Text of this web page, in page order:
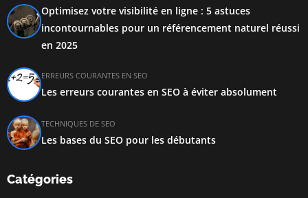
Optimisez votre visibilité en ligne : 5 astuces
incontournables pour un référencement naturel réussi
en 2025
ERREURS COURANTES EN SEO
Les erreurs courantes en SEO à éviter absolument
TECHNIQUES DE SEO
Les bases du SEO pour les débutants
Catégories